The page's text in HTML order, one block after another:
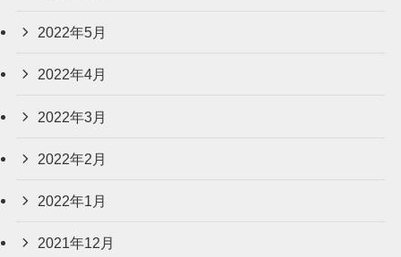
2022年5月
2022年4月
2022年3月
2022年2月
2022年1月
2021年12月